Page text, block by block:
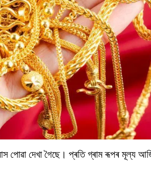
পোৱা দেখা গৈছে। প্ৰতি গ্ৰাম ৰূপৰ মূল্য